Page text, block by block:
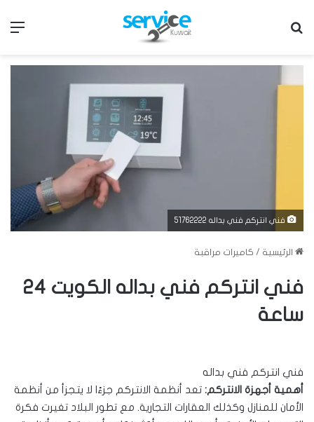
فني انتركم فني بداله 51762222
الرئيسية / كاميرات مراقبة
فني انتركم فني بداله الكويت 24
ساعة
فني انتركم فني بداله
أهمية أجهزة الانتركم: تعد أنظمة الانتركم جزءًا لا يتجزأ من أنظمة
الأمان للمنازل وكذلك العقارات التجارية. مع تطور البلاد تغيرت فكرة